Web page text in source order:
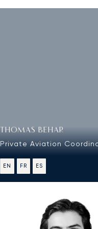
THOMAS BEHAR
Private Aviation
EN FR ES